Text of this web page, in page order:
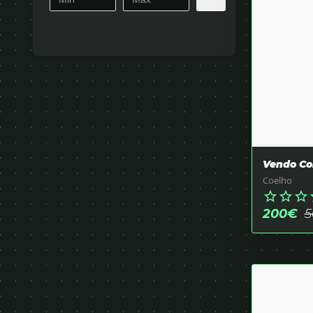
Vendo
Coelho
star_borderstar_borderstar_border
200€